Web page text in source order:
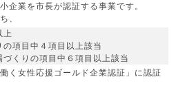
企業を市長が認証する事業です。
、
上
項目中４項目以上該当
くりの項目中６項目以上該当
く女性応援ゴールド企業認証」に認証